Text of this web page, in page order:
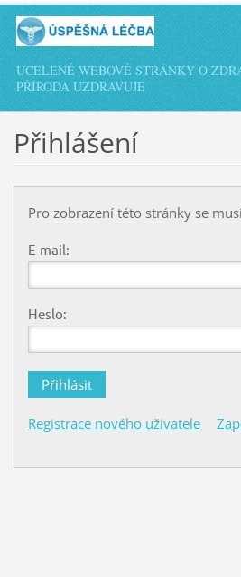
UCELENÉ WEBOVÉ STRÁNKY O
PŘÍRODA UZDRAVUJE
Přihlášení
Pro zobrazení této stránky se
E-mail:
Heslo:
Registrace nového uživatele